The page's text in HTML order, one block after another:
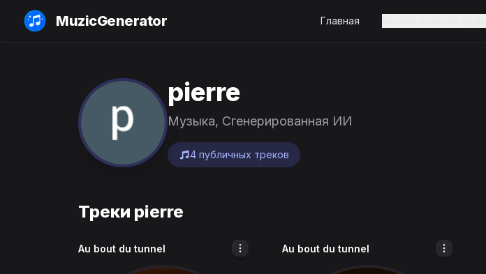
MuzicGenerator Главная
pierre
Музыка, Сгенерированная ИИ
4 публичных треков
Треки pierre
Au bout du tunnel Au bout du tunnel